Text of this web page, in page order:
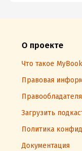
О проекте
Что такое MyBook
Правовая
Загрузить
Политика
Документация